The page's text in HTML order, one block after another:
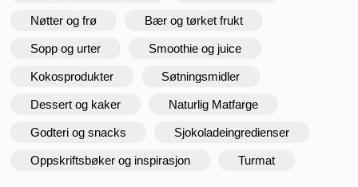
Nøtter og frø Bær og tørket frukt
Sopp og urter Smoothie og juice
Kokosprodukter Søtningsmidler
Dessert og kaker Naturlig Matfarge
Godteri og snacks Sjokoladeingredienser
Oppskriftsbøker og inspirasjon Turmat